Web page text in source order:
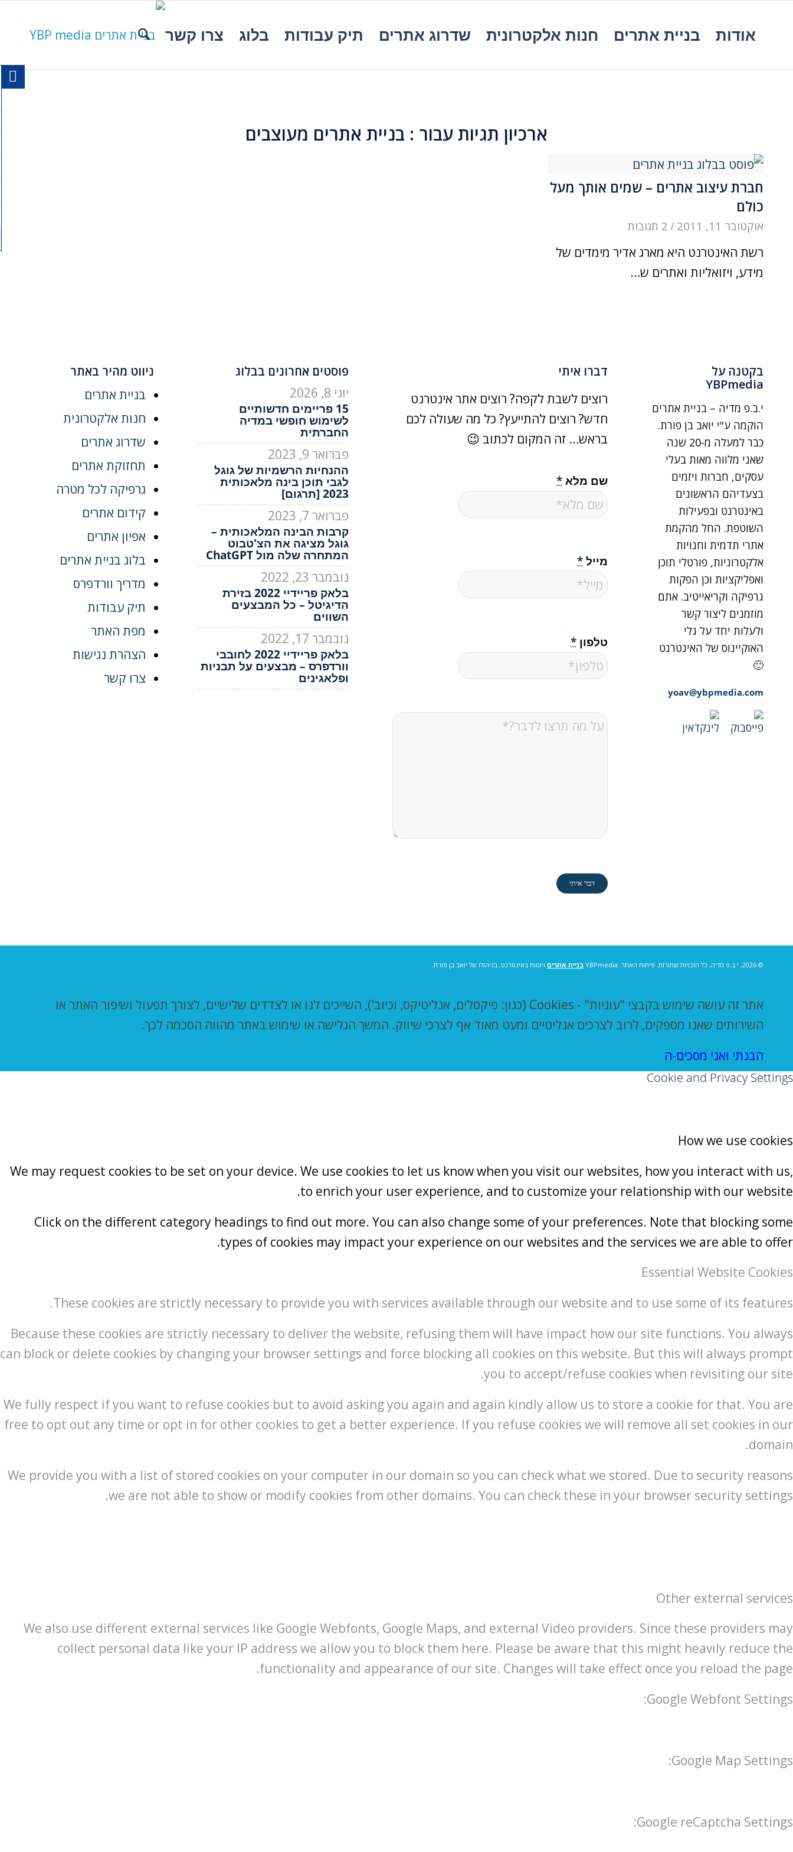
אודות בניית אתרים חנות אלקטרונית שדרוג אתרים תיק עבודות בלוג צרו קשר
ארכיון תגיות עבור : בניית אתרים מעוצבים
חברת עיצוב אתרים – שמים אותך מעל
כולם
אוקטובר 11, 2011 /2 תגובות
רשת האינטרנט היא מארג אדיר מימדים של
מידע, ויזואליות ואתרים ש…
בקטנה על
YBPmedia
י.ב.פ מדיה – בניית אתרים
הוקמה ע"י יואב בן פורת.
כבר למעלה מ-20 שנה
שאני מלווה מאות בעלי
עסקים, חברות ויזמים
בצעדיהם הראשונים
באינטרנט ובפעילות
השוטפת. החל מהקמת
אתרי תדמית וחנויות
אלקטרוניות, פורטלי תוכן
ואפליקציות וכן הפקות
גרפיקה וקריאייטיב. אתם
מוזמנים ליצור קשר
ולעלות יחד על גלי
האוקיינוס של האינטרנט
🙂
yoav@ybpmedia.com
דברו איתי
רוצים לשבת לקפה? רוצים אתר אינטרנט
חדש? רוצים להתייעץ? כל מה שעולה לכם
בראש… זה המקום לכתוב 😉
שם מלא*
מייל*
טלפון *
פוסטים אחרונים בבלוג
יוני 8, 2026
15 פריימים חדשותיים
לשימוש חופשי במדיה
החברתית
פברואר 9, 2023
ההנחיות הרשמיות של גוגל
לגבי תוכן בינה מלאכותית
2023 [תרגום]
פברואר 7, 2023
קרבות הבינה המלאכותית –
גוגל מציגה את הצ'טבוט
המתחרה שלה מול ChatGPT
נובמבר 23, 2022
בלאק פריידיי 2022 בזירת
הדיגיטל – כל המבצעים
השווים
נובמבר 17, 2022
בלאק פריידיי 2022 לחובבי
וורדפרס – מבצעים על תבניות
ופלאגינים
ניווט מהיר באתר
בניית אתרים
חנות אלקטרונית
שדרוג אתרים
תחזוקת אתרים
גרפיקה לכל מטרה
קידום אתרים
אפיון אתרים
בלוג בניית אתרים
מדריך וורדפרס
תיק עבודות
מפת האתר
הצהרת נגישות
צרו קשר
© 2026, י.ב.פ מדיה, כל הזכויות שמורות. פיתוח האתר: YBPmedia בניית אתרים ויזמות באינטרנט, בניהולו של יואב בן פורת.
אתר זה עושה שימוש בקבצי "עוגיות" - Cookies (כגון: פיקסלים, אנליטיקס, וכיוב'), השייכים לנו או לצדדים שלישיים, לצורך תפעול ושיפור האתר או
השירותים שאנו מספקים, לרוב לצרכים אנליטיים ומעט מאוד אף לצרכי שיווק. המשך הגלישה או שימוש באתר מהווה הסכמה לכך.
הבנתי ואני מסכים-ה
Cookie and Privacy Settings
How we use cookies
We may request cookies to be set on your device. We use cookies to let us know when you visit our websites, how you interact with us,
to enrich your user experience, and to customize your relationship with our website.
Click on the different category headings to find out more. You can also change some of your preferences. Note that blocking some
types of cookies may impact your experience on our websites and the services we are able to offer.
Essential Website Cookies
These cookies are strictly necessary to provide you with services available through our website and to use some of its features.
Because these cookies are strictly necessary to deliver the website, refusing them will have impact how our site functions. You always
can block or delete cookies by changing your browser settings and force blocking all cookies on this website. But this will always prompt
you to accept/refuse cookies when revisiting our site.
We fully respect if you want to refuse cookies but to avoid asking you again and again kindly allow us to store a cookie for that. You are
free to opt out any time or opt in for other cookies to get a better experience. If you refuse cookies we will remove all set cookies in our
domain.
We provide you with a list of stored cookies on your computer in our domain so you can check what we stored. Due to security reasons
we are not able to show or modify cookies from other domains. You can check these in your browser security settings.
Other external services
We also use different external services like Google Webfonts, Google Maps, and external Video providers. Since these providers may
collect personal data like your IP address we allow you to block them here. Please be aware that this might heavily reduce the
functionality and appearance of our site. Changes will take effect once you reload the page.
Google Webfont Settings:
Google Map Settings:
Google reCaptcha Settings: